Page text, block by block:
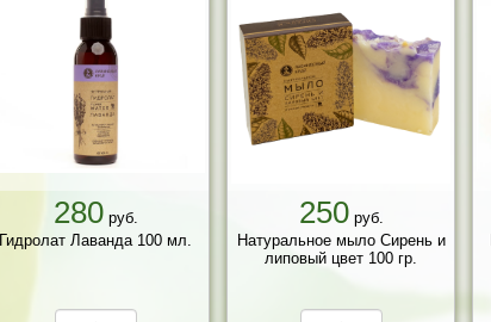
280руб.
Гидролат Лаванда 100 мл.
250руб.
Натуральное мыло Сирень и
липовый цвет 100 гр.